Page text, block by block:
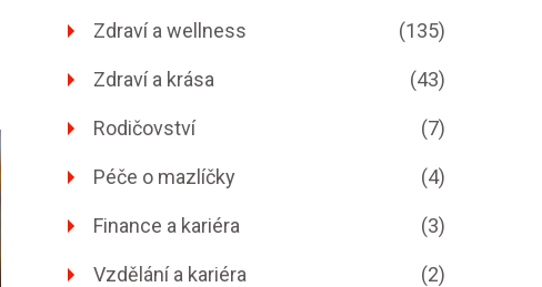
Zdraví a wellness (135)
Zdraví a krása (43)
Rodičovství (7)
Péče o mazlíčky (4)
Finance a kariéra (3)
Vzdělání a kariéra (2)